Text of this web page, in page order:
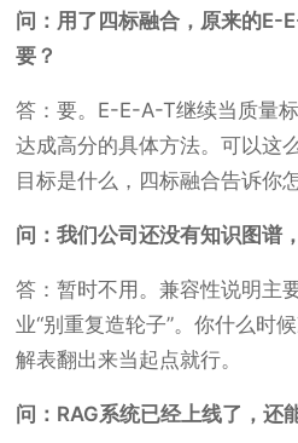
问：用了四标融合，原来的E-
要？
答：要。E-E-A-T继续当质量
达成高分的具体方法。可以这
目标是什么，四标融合告诉你
问：我们公司还没有知识图谱
答：暂时不用。兼容性说明主
业“别重复造轮子”。你什么时
解表翻出来当起点就行。
问：RAG系统已经上线了，还